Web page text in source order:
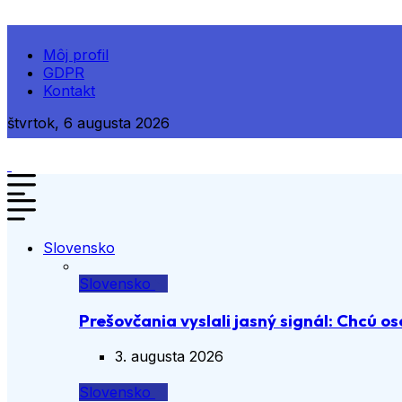
Môj profil
GDPR
Kontakt
štvrtok, 6 augusta 2026
Slovensko
Slovensko
Prešovčania vyslali jasný signál: Chcú
3. augusta 2026
Slovensko